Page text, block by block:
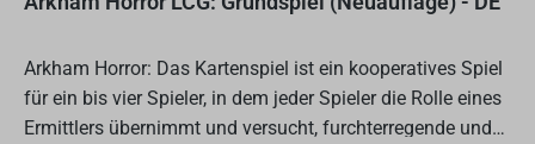
Arkham Horror: Das Kartenspiel ist ein kooperatives Spiel
für ein bis vier Spieler, in dem jeder Spieler die Rolle eines
Ermittlers übernimmt und versucht, furchterregende und